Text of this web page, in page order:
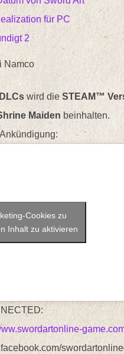
Namco
DLCs wird die STEAM™
Maiden beinhalten.
Cookies zu
Inhalt zu aktivieren